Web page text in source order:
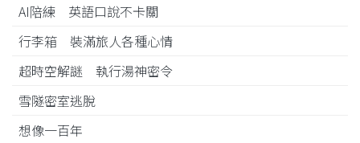
AI陪練 英語口說不卡關
行李箱 裝滿旅人各種心情
超時空解謎 執行湯神密令
雪隧密室逃脫
想像一百年